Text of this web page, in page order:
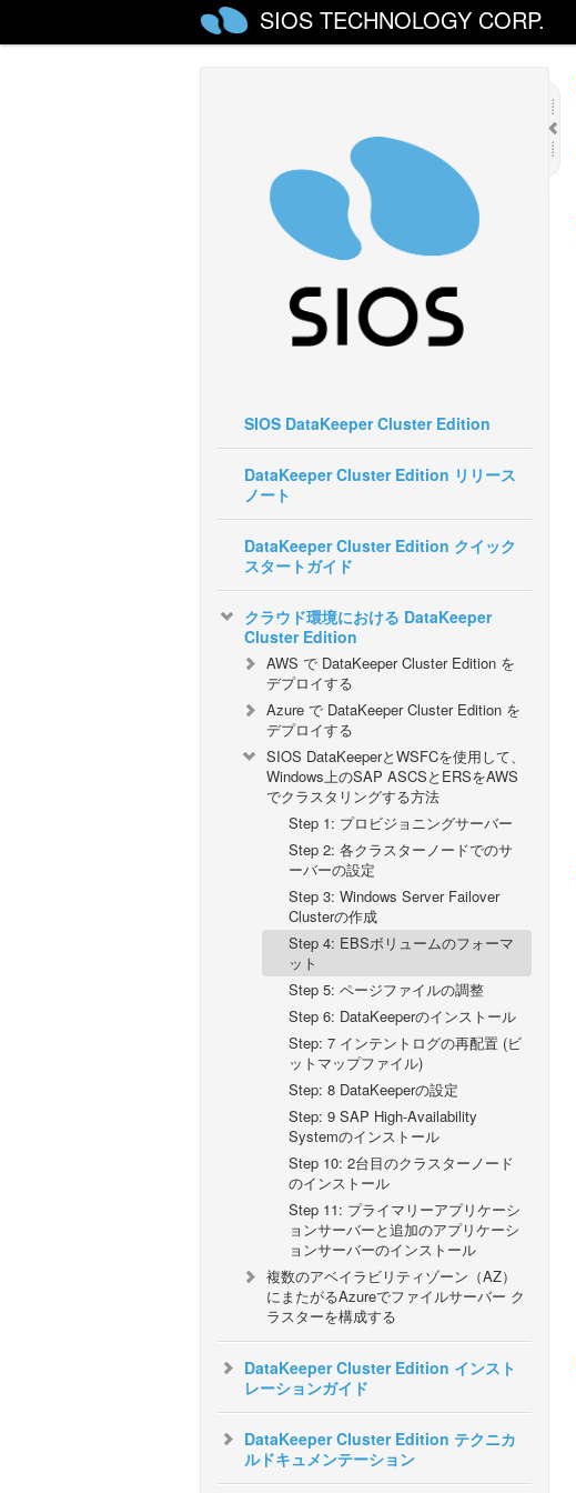
SIOS TECHNOLOGY CORP.
SIOS DataKeeper Cluster Edition
DataKeeper Cluster Edition リリース
ノート
DataKeeper Cluster Edition クイック
スタートガイド
クラウド環境における DataKeeper
Cluster Edition
AWS で DataKeeper Cluster Edition を
デプロイする
Azure で DataKeeper Cluster Edition を
デプロイする
SIOS DataKeeperとWSFCを使用して、
Windows上のSAP ASCSとERSをAWS
でクラスタリングする方法
Step 1: プロビジョニングサーバー
Step 2: 各クラスターノードでのサ
ーバーの設定
Step 3: Windows Server Failover
Clusterの作成
Step 4: EBSボリュームのフォーマ
ット
Step 5: ページファイルの調整
Step 6: DataKeeperのインストール
Step: 7 インテントログの再配置 (ビ
ットマップファイル)
Step: 8 DataKeeperの設定
Step: 9 SAP High-Availability
Systemのインストール
Step 10: 2台目のクラスターノード
のインストール
Step 11: プライマリーアプリケーシ
ョンサーバーと追加のアプリケーシ
ョンサーバーのインストール
複数のアベイラビリティゾーン（AZ）
にまたがるAzureでファイルサーバー ク
ラスターを構成する
DataKeeper Cluster Edition インスト
レーションガイド
DataKeeper Cluster Edition テクニカ
ルドキュメンテーション